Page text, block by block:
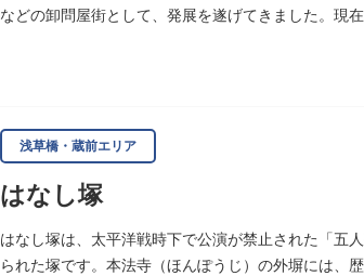
などの卸問屋街として、発展を遂げてきました。現
浅草橋・蔵前エリア
はなし塚
はなし塚は、太平洋戦時下で公演が禁止された「五
られた塚です。本法寺（ほんぽうじ）の外塀には、